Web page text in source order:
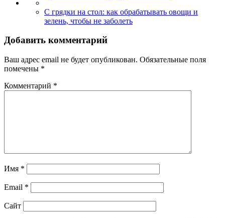
С грядки на стол: как обрабатывать овощи и
зелень, чтобы не заболеть
Добавить комментарий
Ваш адрес email не будет опубликован. Обязательные поля
помечены *
Комментарий *
Имя *
Email *
Сайт